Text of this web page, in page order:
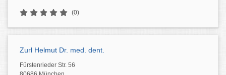
(0)
Zurl Helmut Dr. med. dent.
Fürstenrieder Str. 56